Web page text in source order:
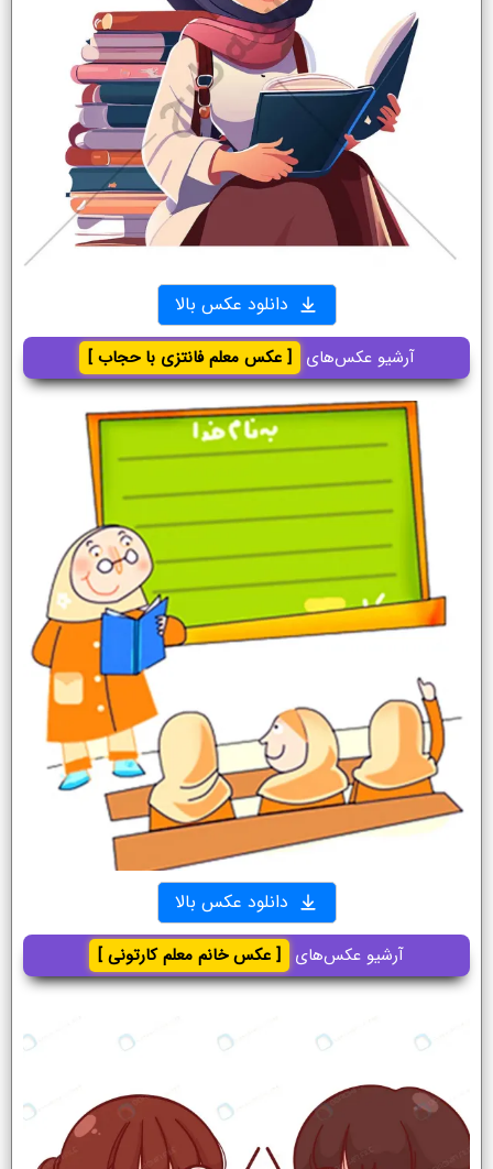
دانلود عکس بالا
آرشیو عکس‌های [ عکس معلم فانتزی با حجاب ]
دانلود عکس بالا
آرشیو عکس‌های [ عکس خانم معلم کارتونی ]